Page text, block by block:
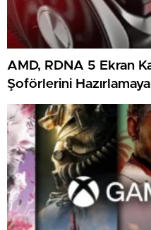
AMD, RDNA 5 Ekran
Şoförlerini Hazırlamaya